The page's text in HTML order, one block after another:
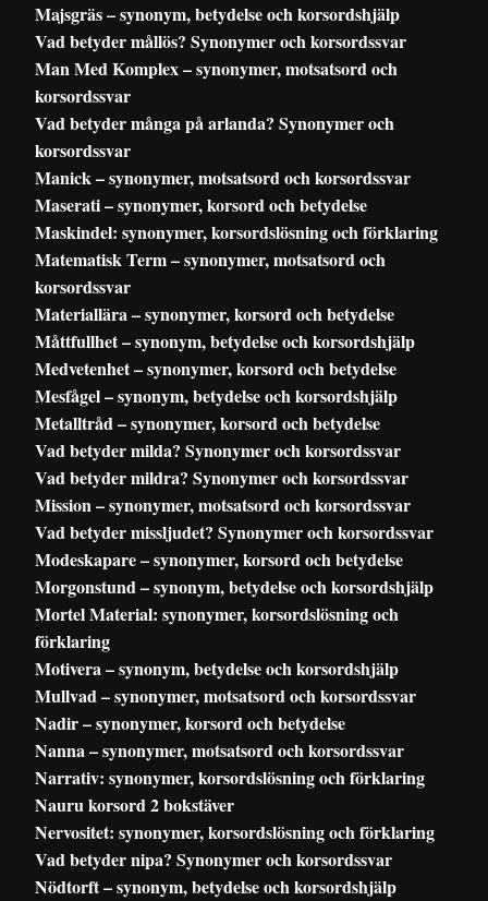
Majsgräs – synonym, betydelse och korsordshjälp
Vad betyder mållös? Synonymer och korsordssvar
Man Med Komplex – synonymer, motsatsord och
korsordssvar
Vad betyder många på arlanda? Synonymer och
korsordssvar
Manick – synonymer, motsatsord och korsordssvar
Maserati – synonymer, korsord och betydelse
Maskindel: synonymer, korsordslösning och förklaring
Matematisk Term – synonymer, motsatsord och
korsordssvar
Materiallära – synonymer, korsord och betydelse
Måttfullhet – synonym, betydelse och korsordshjälp
Medvetenhet – synonymer, korsord och betydelse
Mesfågel – synonym, betydelse och korsordshjälp
Metalltråd – synonymer, korsord och betydelse
Vad betyder milda? Synonymer och korsordssvar
Vad betyder mildra? Synonymer och korsordssvar
Mission – synonymer, motsatsord och korsordssvar
Vad betyder missljudet? Synonymer och korsordssvar
Modeskapare – synonymer, korsord och betydelse
Morgonstund – synonym, betydelse och korsordshjälp
Mortel Material: synonymer, korsordslösning och
förklaring
Motivera – synonym, betydelse och korsordshjälp
Mullvad – synonymer, motsatsord och korsordssvar
Nadir – synonymer, korsord och betydelse
Nanna – synonymer, motsatsord och korsordssvar
Narrativ: synonymer, korsordslösning och förklaring
Nauru korsord 2 bokstäver
Nervositet: synonymer, korsordslösning och förklaring
Vad betyder nipa? Synonymer och korsordssvar
Nödtorft – synonym, betydelse och korsordshjälp